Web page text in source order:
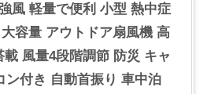
風 軽量で便利 小型 熱中症
容量 アウトドア扇風機 高
風量4段階調節 防災 キャ
ン付き 自動首振り 車中泊